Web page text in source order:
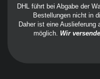
DHL führt bei Abgabe der
Bestellungen nicht in
Daher ist eine
möglich. Wir